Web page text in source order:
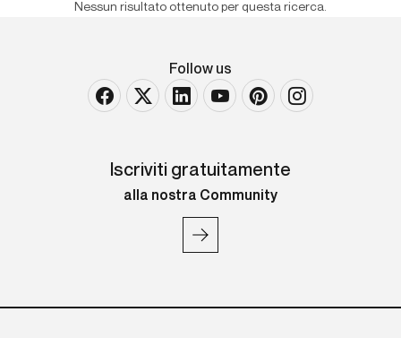
Nessun risultato ottenuto per questa ricerca.
Follow us
Iscriviti gratuitamente
alla nostra Community